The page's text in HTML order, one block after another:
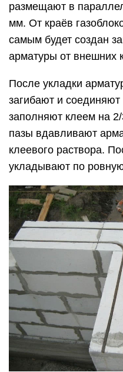
размещают в
мм. От краёв
самым будет создан
арматуры от внешних
После укладки
загибают и
заполняют клеем на
пазы вдавливают
клеевого раствора.
укладывают по